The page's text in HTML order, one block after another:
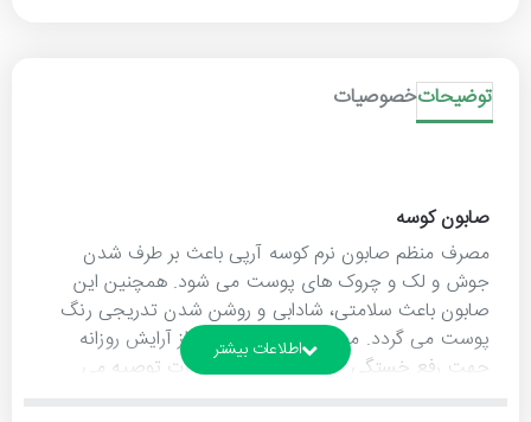
توضیحاتخصوصیات
صابون کوسه
مصرف منظم صابون نرم کوسه آرپی باعث بر طرف شدن
جوش و لک و چروک های پوست می شود. همچنین این
صابون باعث سلامتی، شادابی و روشن شدن تدریجی رنگ
پوست می گردد. مصرف این صابون بعد از آرایش روزانه
جهت رفع خستگی پوست و عضلات صورت توصیه می